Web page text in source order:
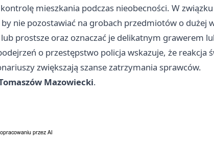
mieszkania podczas nieobecności. W
nie pozostawiać na grobach przedmiotów o dużej
prostsze oraz oznaczać je delikatnym grawerem
o przestępstwo policja wskazuje, że reakcja
zwiększają szanse zatrzymania sprawców.
Mazowiecki.